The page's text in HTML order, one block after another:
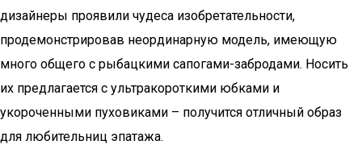
дизайнеры проявили чудеса изобретательности,
продемонстрировав неординарную модель, имеющую
много общего с рыбацкими сапогами-забродами. Носить
их предлагается с ультракороткими юбками и
укороченными пуховиками – получится отличный образ
для любительниц эпатажа.